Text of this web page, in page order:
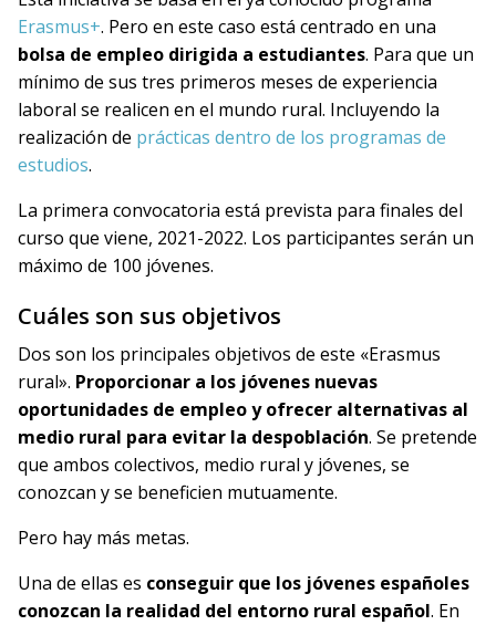
Erasmus+. Pero en este caso está centrado en una
bolsa de empleo dirigida a estudiantes. Para que un
mínimo de sus tres primeros meses de experiencia
laboral se realicen en el mundo rural. Incluyendo la
realización de prácticas dentro de los programas de
estudios.
La primera convocatoria está prevista para finales del
curso que viene, 2021-2022. Los participantes serán un
máximo de 100 jóvenes.
Cuáles son sus objetivos
Dos son los principales objetivos de este «Erasmus
rural». Proporcionar a los jóvenes nuevas
oportunidades de empleo y ofrecer alternativas al
medio rural para evitar la despoblación. Se pretende
que ambos colectivos, medio rural y jóvenes, se
conozcan y se beneficien mutuamente.
Pero hay más metas.
Una de ellas es conseguir que los jóvenes españoles
conozcan la realidad del entorno rural español. En